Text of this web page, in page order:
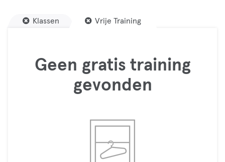
Klassen Vrije Training
Geen gratis training
gevonden